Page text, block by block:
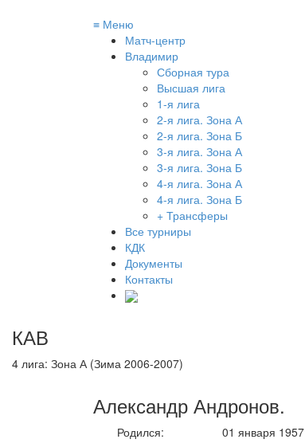
≡ Меню
Матч-центр
Владимир
Сборная тура
Высшая лига
1-я лига
2-я лига. Зона А
2-я лига. Зона Б
3-я лига. Зона А
3-я лига. Зона Б
4-я лига. Зона А
4-я лига. Зона Б
+ Трансферы
Все турниры
КДК
Документы
Контакты
КАВ
4 лига: Зона А (Зима 2006-2007)
Александр Андронов.
Родился:
01 января 1957